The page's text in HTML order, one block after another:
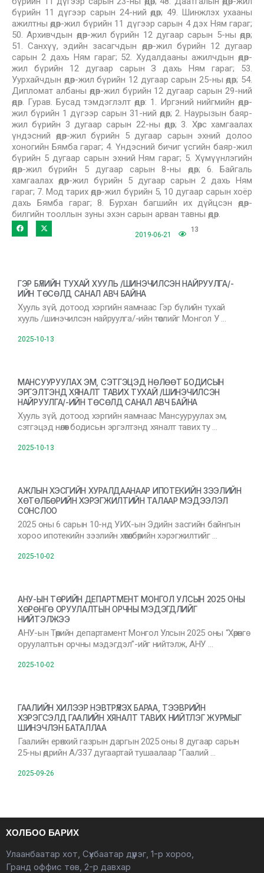
бүрийн 11 дүгээр сарын 24-ний өдөр; 49. Шинжлэх ухааны
ажилтны өдөр-жил бүрийн 11 дүгээр сарын 4 дэх Ням гараг;
50. Архивчдын өдөр-жил бүрийн 12 дугаар сарын 5-ны өдөр;
51. Санхүү, эдийн засагчдын өдөр-жил бүрийн 12 дугаар
сарын 2 дахь Ням гараг; 52. Худалдааны ажилчдын өдөр-
жил бүрийн 12 дугаар сарын З дахь Ням гараг; 53.
Уурхайчдын өдөр-жил бүрийн 12 дугаар сарын 25-ны өдөр; 54.
Дипломат албаны өдөр-жил бүрийн 12 дугаар сарын 29-ний
өдөр. Гурав. Бусад тэмдэглэлт өдөр: 1. Иргэний нийгмийн өдөр-
жил бүрийн 1 дүгээр сарын 31-ний өдөр; 2. Наурызын баяр-
жил бүрийн 3 дугаар сарын 22-ны өдөр; 3. Хөрс хамгаалах
үндэсний өдөр-жил бүрийн 5 дугаар сарын эхний долоо
хоногийн Бямба гараг; 4. Үндэсний бичиг үсгийн баяр-жил
бүрийн 5 дугаар сарын эхний Ням гараг; 5. Хүмүүнлэгийн
өдөр-жил бүрийн 5 дугаар сарын 8-ны өдөр; 6. Байгаль
хамгаалах өдөр-жил бүрийн 5 дугаар сарын 2 дахь Ням
гараг; 7. Мод тарих өдөр-жил бүрийн 5, 10 дугаар сарын хоёр
дахь Бямба гараг; 8. Бурхан багшийн их дүйцсэн өдөр-
билгийн тооллын зуны эхэн сарын арван тавны өдөр.
2019-06-21
13
ГЭР БҮЛИЙН ТУХАЙ ХУУЛЬ /ШИНЭЧИЛСЭН НАЙРУУЛГА/-
ИЙН ТӨСӨЛД САНАЛ АВЧ БАЙНА
Хууль зүй, дотоод хэргийн яамнаас Гэр бүлийн тухай
хууль /шинэчилсэн найруулга/-ийн төслийг Монгол У …
2025-10-13
МАНСУУРУУЛАХ ЭМ, СЭТГЭЦЭД НӨЛӨӨТ БОДИСЫН
ЭРГЭЛТЭНД ХЯНАЛТ ТАВИХ ТУХАЙ /ШИНЭЧИЛСЭН
НАЙРУУЛГА/-ИЙН ТӨСӨЛД САНАЛ АВЧ БАЙНА
Хууль зүй, дотоод хэргийн яамнаас Мансууруулах эм,
сэтгэцэд нөлөөт бодисын эргэлтэнд хяналт тавих ту …
2025-10-13
АЖЛЫН ХЭСГИЙН ХУРАЛДААНААР ИПОТЕКИЙН ЗЭЭЛИЙН
ХӨТӨЛБӨРИЙН ХЭРЭГЖИЛТИЙН ТАЛААР МЭДЭЭЛЭЛ
СОНСЛОО
2025 оны 6 сарын 10-нд УИХ-ын Эдийн засгийн байнгын
хороо ипотекийн зээлийн хөтөлбөрийн хэрэгжилтийг …
2025-10-02
АНУ-ЫН ТӨРИЙН ДЕПАРТМЕНТ МОНГОЛ УЛСЫН 2025 ОНЫ
ХӨРӨНГӨ ОРУУЛАЛТЫН ОРЧНЫ МЭДЭГДЛИЙГ
НИЙТЭЛЖЭЭ
АНУ-ын Төрийн департамент Монгол Улсын 2025 оны “Хөрөнгө
оруулалтын орчны мэдэгдэл”-ийг нийтэлж, АНУ …
2025-10-02
ГААЛИЙН ХИЛЭЭР НЭВТРҮҮЛЭХ БАРАА, ТЭЭВРИЙН
ХЭРЭГСЭЛД ГААЛИЙН ХЯНАЛТ ТАВИХ НИЙТЛЭГ ЖУРМЫГ
ШИНЭЧЛЭН БАТАЛЛАА
Гаалийн ерөнхий газрын даргын 2025 оны 8 дугаар сарын
25-ны өдрийн А/337 дугаартай тушаалаар “Гаалий …
2025-09-26
ХОЛБОО БАРИХ
Улаанбаатар хот, Сүхбаатар дүүрэг, 1-р хороо,
Гранд оффис төв, 2-р давхар